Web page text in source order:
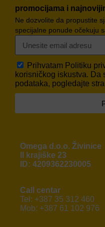
promocijama i
Ne dozvolite da propustite
specijalne ponude očekuju
Prihvatam Politiku
korisničkog iskustva. Da
podataka, pogledajte
Omega d.o.o. Živinice
II krajiške 23
ID: 4209362230005
Call centar
Tel: +387 35 312 460
Mob: +387 61 102 976